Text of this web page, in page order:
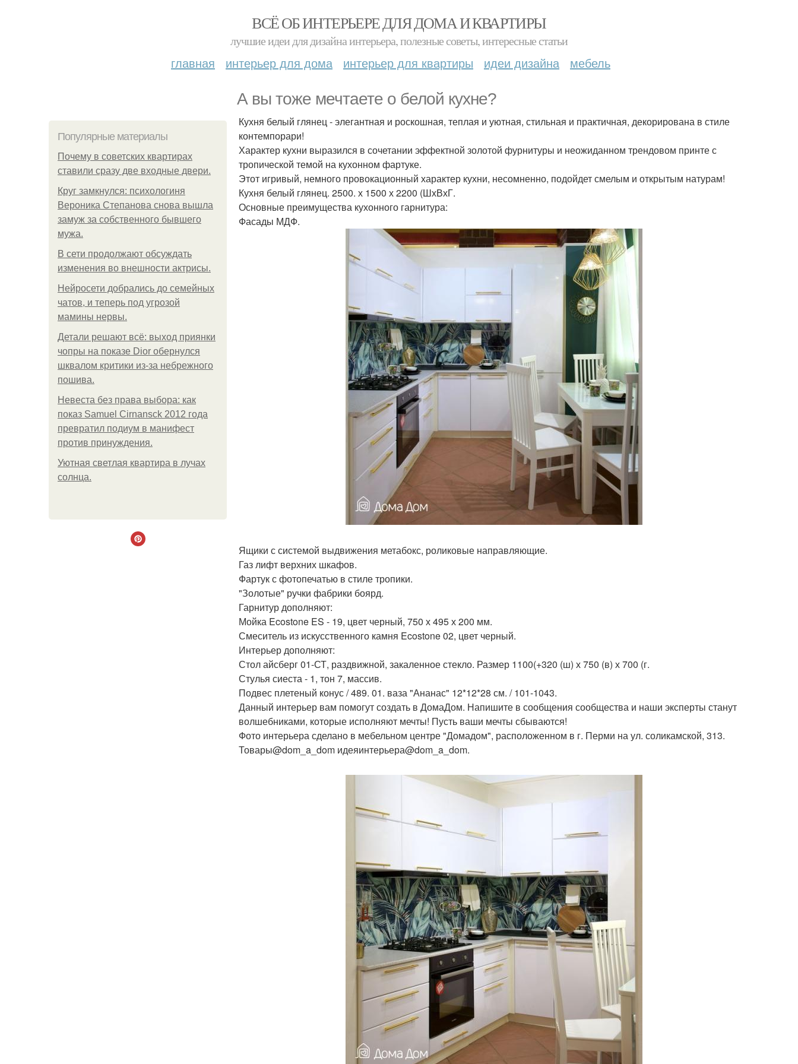
ВСЁ ОБ ИНТЕРЬЕРЕ ДЛЯ ДОМА И КВАРТИРЫ
лучшие идеи для дизайна интерьера, полезные советы, интересные статьи
главная интерьер для дома интерьер для квартиры идеи дизайна мебель
А вы тоже мечтаете о белой кухне?
Популярные материалы
Почему в советских квартирах
ставили сразу две входные двери.
Круг замкнулся: психологиня
Вероника Степанова снова вышла
замуж за собственного бывшего
мужа.
В сети продолжают обсуждать
изменения во внешности актрисы.
Нейросети добрались до семейных
чатов, и теперь под угрозой
мамины нервы.
Детали решают всё: выход приянки
чопры на показе Dior обернулся
шквалом критики из-за небрежного
пошива.
Невеста без права выбора: как
показ Samuel Cirnansck 2012 года
превратил подиум в манифест
против принуждения.
Уютная светлая квартира в лучах
солнца.
Кухня белый глянец - элегантная и роскошная, теплая и уютная, стильная и практичная, декорирована в стиле
контемпорари!
Характер кухни выразился в сочетании эффектной золотой фурнитуры и неожиданном трендовом принте с
тропической темой на кухонном фартуке.
Этот игривый, немного провокационный характер кухни, несомненно, подойдет смелым и открытым натурам!
Кухня белый глянец. 2500. х 1500 х 2200 (ШхВхГ.
Основные преимущества кухонного гарнитура:
Фасады МДФ.
Ящики с системой выдвижения метабокс, роликовые направляющие.
Газ лифт верхних шкафов.
Фартук с фотопечатью в стиле тропики.
"Золотые" ручки фабрики боярд.
Гарнитур дополняют:
Мойка Ecostone ES - 19, цвет черный, 750 х 495 х 200 мм.
Смеситель из искусственного камня Ecostone 02, цвет черный.
Интерьер дополняют:
Стол айсберг 01-СТ, раздвижной, закаленное стекло. Размер 1100(+320 (ш) х 750 (в) х 700 (г.
Стулья сиеста - 1, тон 7, массив.
Подвес плетеный конус / 489. 01. ваза "Ананас" 12*12*28 см. / 101-1043.
Данный интерьер вам помогут создать в ДомаДом. Напишите в сообщения сообщества и наши эксперты станут
волшебниками, которые исполняют мечты! Пусть ваши мечты сбываются!
Фото интерьера сделано в мебельном центре "Домадом", расположенном в г. Перми на ул. соликамской, 313.
Товары@dom_a_dom идеяинтерьера@dom_a_dom.